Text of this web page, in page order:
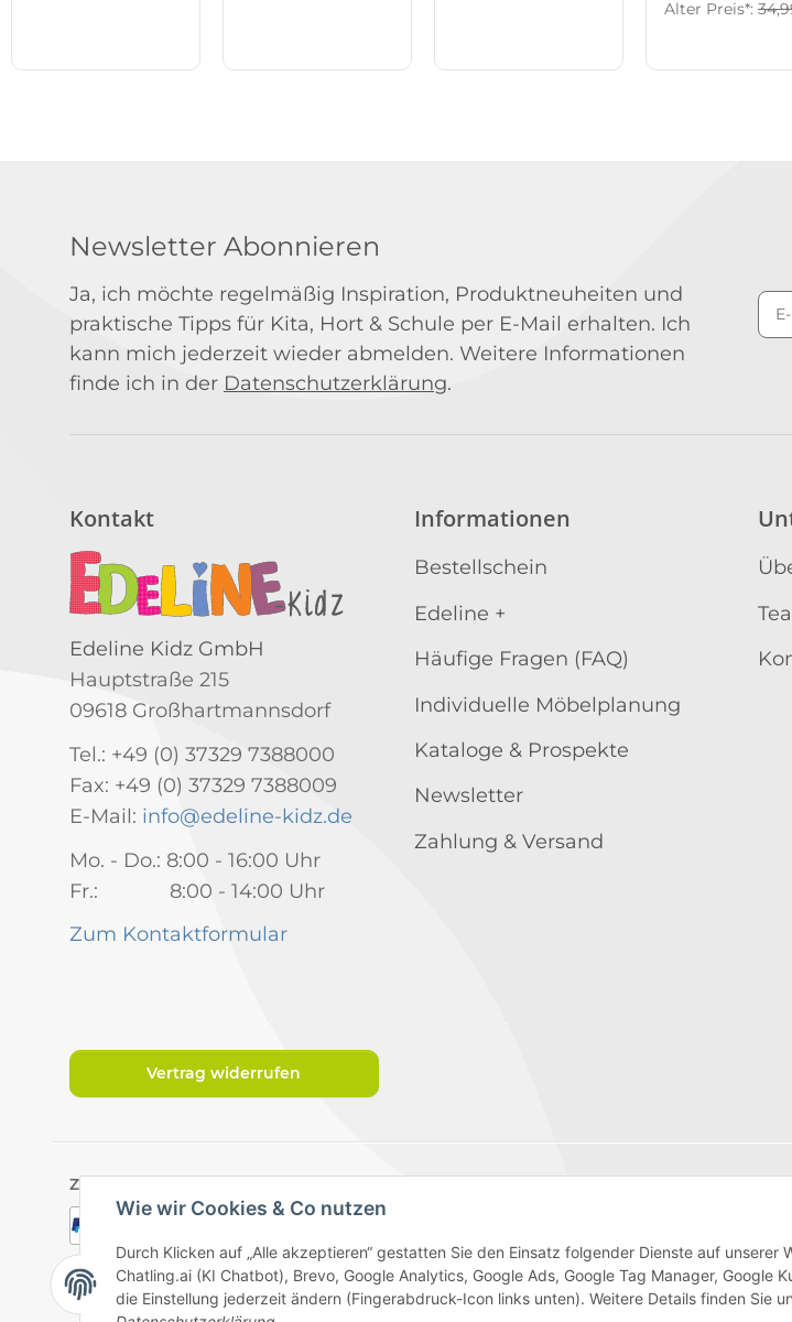
Wie wir Cookies & Co nutzen
Durch Klicken auf „Alle akzeptieren“ gestatten Sie den Einsatz folgender Dienste auf unserer
Chatling.ai (KI Chatbot), Brevo, Google Analytics, Google Ads, Google Tag Manager, Google
die Einstellung jederzeit ändern (Fingerabdruck-Icon links unten). Weitere Details finden Sie
Alter Preis*:
Newsletter Abonnieren
Ja, ich möchte regelmäßig Inspiration, Produktneuheiten und
praktische Tipps für Kita, Hort & Schule per E-Mail erhalten. Ich
kann mich jederzeit wieder abmelden. Weitere Informationen
finde ich in der Datenschutzerklärung.
Kontakt
Edeline Kidz GmbH
Hauptstraße 215
09618 Großhartmannsdorf
Tel.: +49 (0) 37329 7388000
Fax: +49 (0) 37329 7388009
E-Mail: info@edeline-kidz.de
Mo. - Do.: 8:00 - 16:00 Uhr
Fr.: 8:00 - 14:00 Uhr
Zum Kontaktformular
Informationen
Bestellschein
Edeline +
Häufige Fragen (FAQ)
Individuelle Möbelplanung
Kataloge & Prospekte
Newsletter
Zahlung & Versand
Vertrag widerrufen
Zahlungsarten